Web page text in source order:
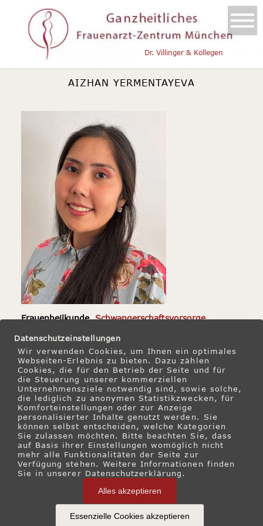
Dr. Villinger & Kollegen
AIZHAN YERMENTAYEVA
Frauenheilkunde,Schwangerschaftsvorsorge
Privat- und Kassensprechstunde Gynäkologie
und Geburtshilfe, Schwangerschaftsvorsorge,
Verhütungsberatung.
Seit 1. Juli 2025 imÄrzteteamdes
Ganzheitlichen Frauenarzt-Zentrums München.
Fremdsprachen:
Kasachisch (Muttersprache), Russisch, Englisch,
Spanisch
-> Termin online buchen
Datenschutzeinstellungen
Wir verwenden Cookies, um Ihnen ein optimales
Webseiten-Erlebnis zu bieten. Dazu zählen
Cookies, die für den Betrieb der Seite und für
die Steuerung unserer kommerziellen
Unternehmensziele notwendig sind, sowie solche,
die lediglich zu anonymen Statistikzwecken, für
Komforteinstellungen oder zur Anzeige
personalisierter Inhalte genutzt werden. Sie
können selbst entscheiden, welche Kategorien
Sie zulassen möchten. Bitte beachten Sie, dass
auf Basis ihrer Einstellungen womöglich nicht
mehr alle Funktionalitäten der Seite zur
Verfügung stehen. Weitere Informationen finden
Sie in unserer Datenschutzerklärung.
Alles akzeptieren
Essenzielle Cookies akzeptieren